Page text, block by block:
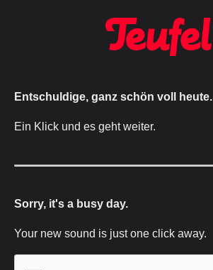
Entschuldige, ganz schön voll heute.
Ein Klick und es geht weiter.
Sorry, it's a busy day.
Your new sound is just one click away.